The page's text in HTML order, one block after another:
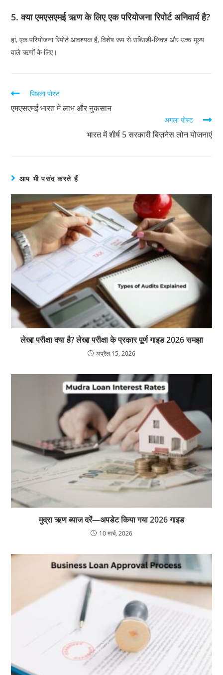
5. क्या एमएसएमई ऋण के लिए एक परियोजना रिपोर्ट अनिवार्य है?
हां, एक परियोजना रिपोर्ट आवश्यक है, विशेष रूप से सब्सिडी-लिंक्ड और उच्च मूल्य
वाले ऋणों के लिए।
पिछला पोस्ट
एमएसएमई भारत में लाभ और नुकसान
अगला पोस्ट
भारत में शीर्ष 5 सरकारी बिज़नेस लोन योजनाएं
आप भी पसंद करते हैं
लेखा परीक्षा क्या है? लेखा परीक्षा के प्रकार पूर्ण गाइड 2026 समझा
अप्रैल 15, 2026
मुद्रा ऋण ब्याज दरें—अपडेट किया गया 2026 गाइड
10 मार्च, 2026